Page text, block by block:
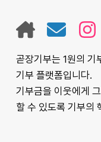
곧
기
부
홈
페
곧
레
터
곧
기
부
인
스
곧장기부는 1원의 기
기부 플랫폼입니다.
기부금을 이웃에게
할 수 있도록 기부의